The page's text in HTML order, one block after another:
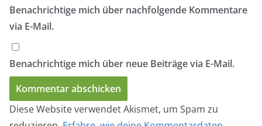
Benachrichtige mich über nachfolgende Kommentare
via E-Mail.
Benachrichtige mich über neue Beiträge via E-Mail.
Diese Website verwendet Akismet, um Spam zu